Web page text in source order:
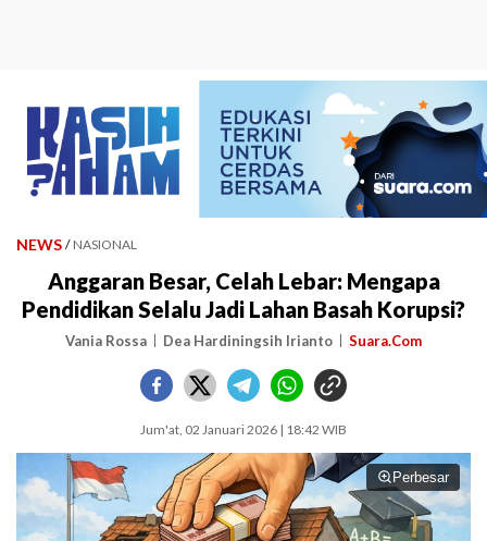
NEWS / NASIONAL
Anggaran Besar, Celah Lebar: Mengapa
Pendidikan Selalu Jadi Lahan Basah Korupsi?
Vania Rossa Dea Hardiningsih Irianto Suara.Com
Jum'at, 02 Januari 2026 | 18:42 WIB
Perbesar